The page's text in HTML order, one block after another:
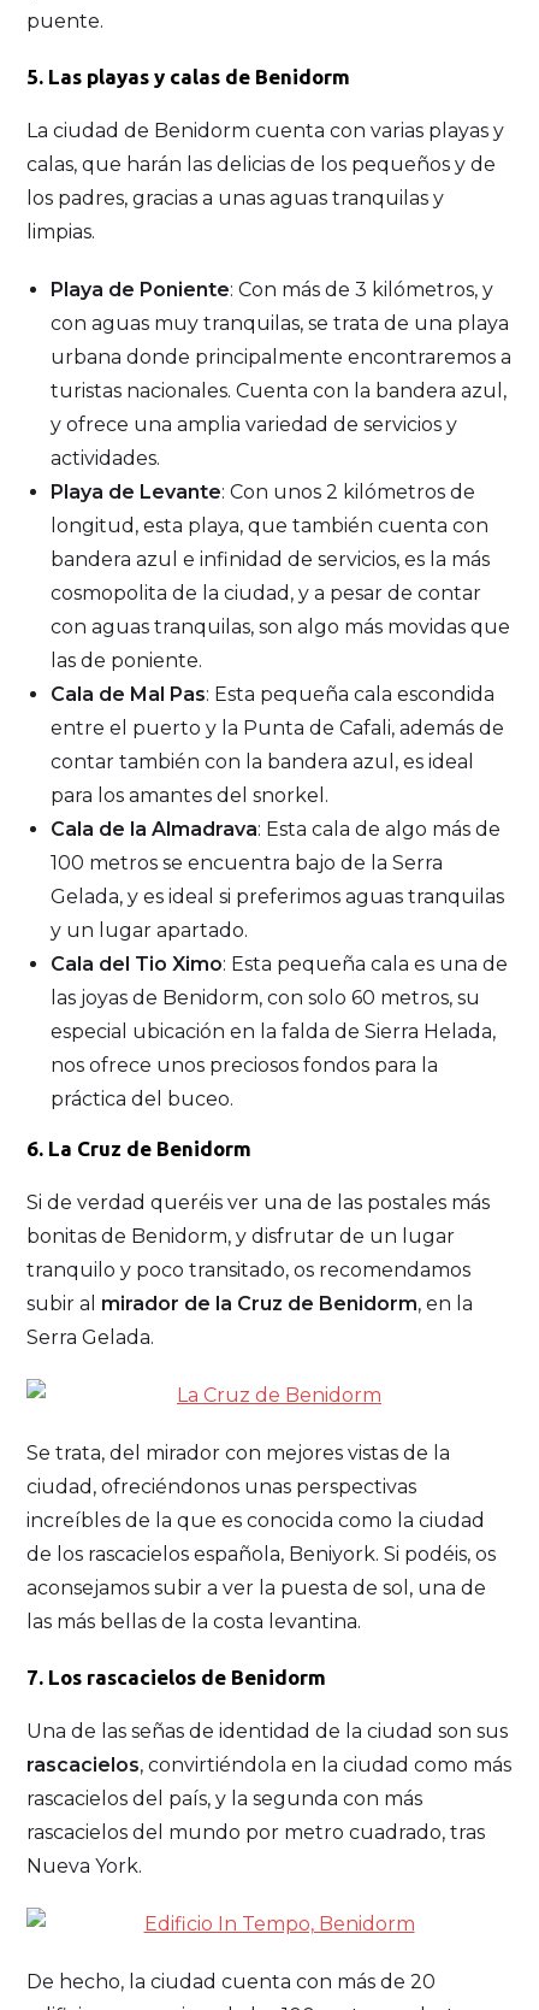
puente.
5. Las playas y calas de Benidorm
La ciudad de Benidorm cuenta con varias playas y
calas, que harán las delicias de los pequeños y de
los padres, gracias a unas aguas tranquilas y
limpias.
Playa de Poniente: Con más de 3 kilómetros, y
con aguas muy tranquilas, se trata de una playa
urbana donde principalmente encontraremos a
turistas nacionales. Cuenta con la bandera azul,
y ofrece una amplia variedad de servicios y
actividades.
Playa de Levante: Con unos 2 kilómetros de
longitud, esta playa, que también cuenta con
bandera azul e infinidad de servicios, es la más
cosmopolita de la ciudad, y a pesar de contar
con aguas tranquilas, son algo más movidas que
las de poniente.
Cala de Mal Pas: Esta pequeña cala escondida
entre el puerto y la Punta de Cafali, además de
contar también con la bandera azul, es ideal
para los amantes del snorkel.
Cala de la Almadrava: Esta cala de algo más de
100 metros se encuentra bajo de la Serra
Gelada, y es ideal si preferimos aguas tranquilas
y un lugar apartado.
Cala del Tio Ximo: Esta pequeña cala es una de
las joyas de Benidorm, con solo 60 metros, su
especial ubicación en la falda de Sierra Helada,
nos ofrece unos preciosos fondos para la
práctica del buceo.
6. La Cruz de Benidorm
Si de verdad queréis ver una de las postales más
bonitas de Benidorm, y disfrutar de un lugar
tranquilo y poco transitado, os recomendamos
subir al mirador de la Cruz de Benidorm, en la
Serra Gelada.
Se trata, del mirador con mejores vistas de la
ciudad, ofreciéndonos unas perspectivas
increíbles de la que es conocida como la ciudad
de los rascacielos española, Beniyork. Si podéis, os
aconsejamos subir a ver la puesta de sol, una de
las más bellas de la costa levantina.
7. Los rascacielos de Benidorm
Una de las señas de identidad de la ciudad son sus
rascacielos, convirtiéndola en la ciudad como más
rascacielos del país, y la segunda con más
rascacielos del mundo por metro cuadrado, tras
Nueva York.
De hecho, la ciudad cuenta con más de 20